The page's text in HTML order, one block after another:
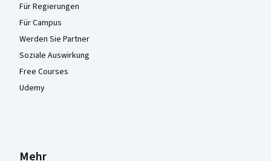
Für Regierungen
Für Campus
Werden Sie Partner
Soziale Auswirkung
Free Courses
Udemy
Mehr